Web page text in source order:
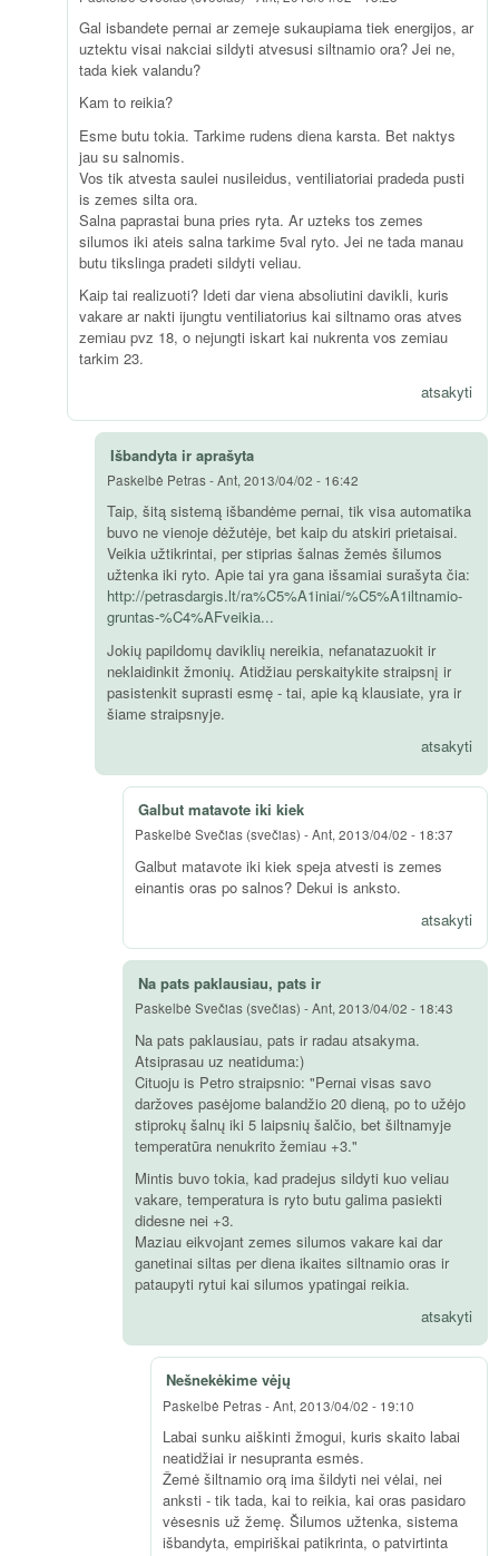
Gal isbandete pernai ar zemeje sukaupiama tiek energijos, ar
uztektu visai nakciai sildyti atvesusi siltnamio ora? Jei ne,
tada kiek valandu?
Kam to reikia?
Esme butu tokia. Tarkime rudens diena karsta. Bet naktys
jau su salnomis.
Vos tik atvesta saulei nusileidus, ventiliatoriai pradeda pusti
is zemes silta ora.
Salna paprastai buna pries ryta. Ar uzteks tos zemes
silumos iki ateis salna tarkime 5val ryto. Jei ne tada manau
butu tikslinga pradeti sildyti veliau.
Kaip tai realizuoti? Ideti dar viena absoliutini davikli, kuris
vakare ar nakti ijungtu ventiliatorius kai siltnamo oras atves
zemiau pvz 18, o nejungti iskart kai nukrenta vos zemiau
tarkim 23.
atsakyti
Išbandyta ir aprašyta
Paskelbė Petras-Ant, 2013/04/02 - 16:42
Taip, šitą sistemą išbandėme pernai, tik visa automatika
buvo ne vienoje dėžutėje, bet kaip du atskiri prietaisai.
Veikia užtikrintai, per stiprias šalnas žemės šilumos
užtenka iki ryto. Apie tai yra gana išsamiai surašyta čia:
http://petrasdargis.lt/ra%C5%A1iniai/%C5%A1iltnamio-
gruntas-%C4%AFveikia...
Jokių papildomų daviklių nereikia, nefanatazuokit ir
neklaidinkit žmonių. Atidžiau perskaitykite straipsnį ir
pasistenkit suprasti esmę - tai, apie ką klausiate, yra ir
šiame straipsnyje.
atsakyti
Galbut matavote iki kiek
Paskelbė Svečias (svečias) -Ant, 2013/04/02 - 18:37
Galbut matavote iki kiek speja atvesti is zemes
einantis oras po salnos? Dekui is anksto.
atsakyti
Na pats paklausiau, pats ir
Paskelbė Svečias (svečias) -Ant, 2013/04/02 - 18:43
Na pats paklausiau, pats ir radau atsakyma.
Atsiprasau uz neatiduma:)
Cituoju is Petro straipsnio: "Pernai visas savo
daržoves pasėjome balandžio 20 dieną, po to užėjo
stiprokų šalnų iki 5 laipsnių šalčio, bet šiltnamyje
temperatūra nenukrito žemiau +3."
Mintis buvo tokia, kad pradejus sildyti kuo veliau
vakare, temperatura is ryto butu galima pasiekti
didesne nei +3.
Maziau eikvojant zemes silumos vakare kai dar
ganetinai siltas per diena ikaites siltnamio oras ir
pataupyti rytui kai silumos ypatingai reikia.
atsakyti
Nešnekėkime vėjų
Paskelbė Petras-Ant, 2013/04/02 - 19:10
Labai sunku aiškinti žmogui, kuris skaito labai
neatidžiai ir nesupranta esmės.
Žemė šiltnamio orą ima šildyti nei vėlai, nei
anksti - tik tada, kai to reikia, kai oras pasidaro
vėsesnis už žemę. Šilumos užtenka, sistema
išbandyta, empiriškai patikrinta, o patvirtinta